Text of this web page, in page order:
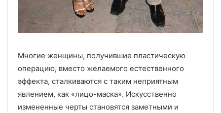
Многие женщины, получившие пластическую
операцию, вместо желаемого естественного
эффекта, сталкиваются с таким неприятным
явлением, как «лицо-маска». Искусственно
измененные черты становятся заметными и